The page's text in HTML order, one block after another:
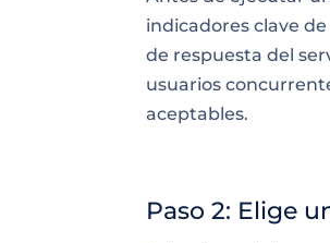
indicadores clave
de respuesta del
usuarios
aceptables.
Paso 2: Elige